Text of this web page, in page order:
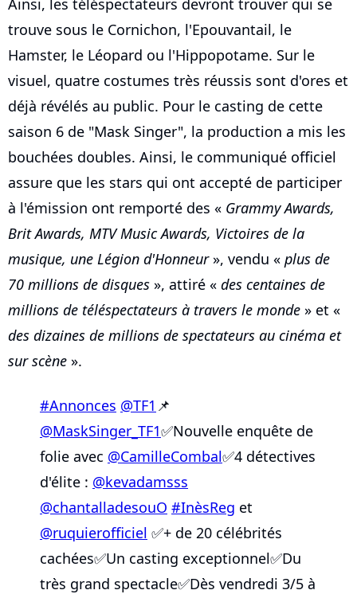
Ainsi, les téléspectateurs devront trouver qui se
trouve sous le Cornichon, l'Epouvantail, le
Hamster, le Léopard ou l'Hippopotame. Sur le
visuel, quatre costumes très réussis sont d'ores et
déjà révélés au public. Pour le casting de cette
saison 6 de "Mask Singer", la production a mis les
bouchées doubles. Ainsi, le communiqué officiel
assure que les stars qui ont accepté de participer
à l'émission ont remporté des « Grammy Awards,
Brit Awards, MTV Music Awards, Victoires de la
musique, une Légion d'Honneur», vendu « plus de
70 millions de disques », attiré « des centaines de
millions de téléspectateurs à travers le monde » et «
des dizaines de millions de spectateurs au cinéma et
sur scène ».
#Annonces @TF1 📌
@MaskSinger_TF1✅Nouvelle enquête de
folie avec @CamilleCombal✅4 détectives
d'élite : @kevadamsss
@chantalladesouO #InèsReg et
@ruquierofficiel ✅+ de 20 célébrités
cachées✅Un casting exceptionnel✅Du
très grand spectacle✅Dès vendredi 3/5 à